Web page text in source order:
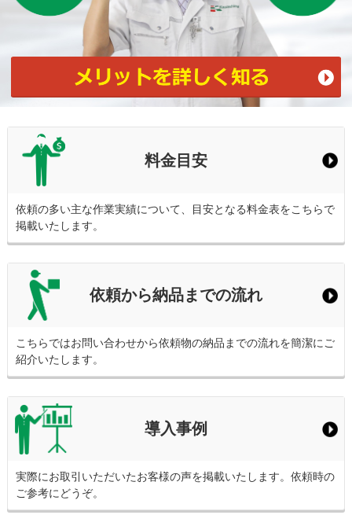
料金目安
依頼の多い主な作業実績について、目安となる料金表をこちらで
掲載いたします。
依頼から納品までの流れ
こちらではお問い合わせから依頼物の納品までの流れを簡潔にご
紹介いたします。
導入事例
実際にお取引いただいたお客様の声を掲載いたします。依頼時の
ご参考にどうぞ。